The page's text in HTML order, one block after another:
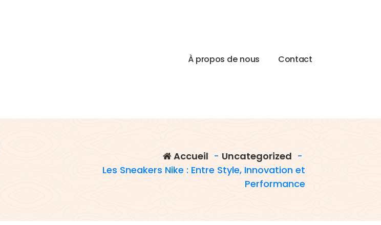
À propos de nous Contact
Accueil - Uncategorized -
Les Sneakers Nike : Entre Style, Innovation et
Performance